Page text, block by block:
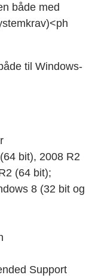
både med
til Windows-
bit), 2008 R2
(64 bit);
8 (32 bit og
Support